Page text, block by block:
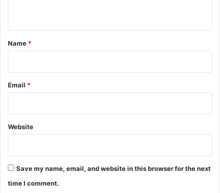
*
Name *
Email *
Website
Save my name, email, and website in this browser for the next
time I comment.